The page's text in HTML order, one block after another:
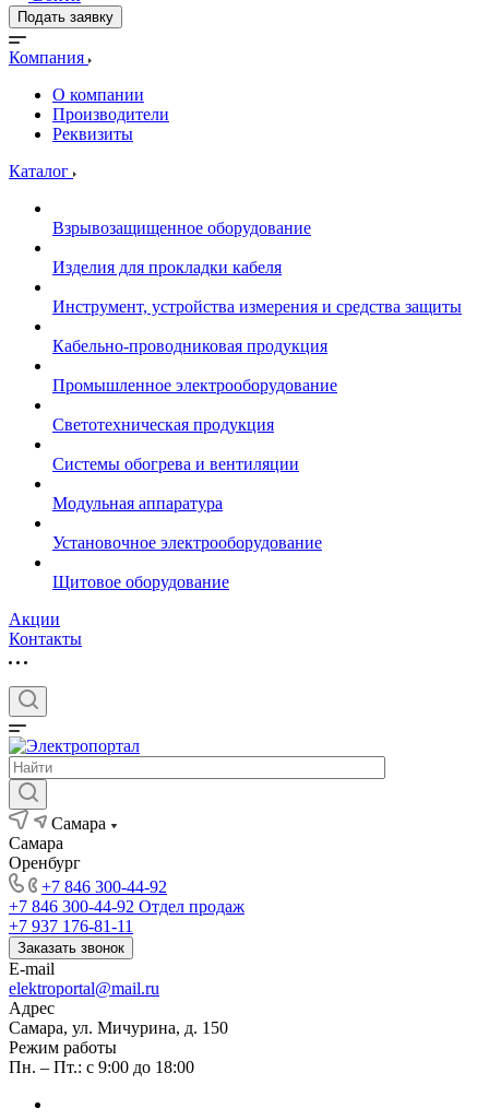
Подать заявку
Компания
О компании
Производители
Реквизиты
Каталог
Взрывозащищенное оборудование
Изделия для прокладки кабеля
Инструмент, устройства измерения и средства защиты
Кабельно-проводниковая продукция
Промышленное электрооборудование
Светотехническая продукция
Системы обогрева и вентиляции
Модульная аппаратура
Установочное электрооборудование
Щитовое оборудование
Акции
Контакты
Самара
Самара
Оренбург
+7 846 300-44-92
+7 846 300-44-92 Отдел продаж
+7 937 176-81-11
Заказать звонок
E-mail
elektroportal@mail.ru
Адрес
Самара, ул. Мичурина, д. 150
Режим работы
Пн. – Пт.: с 9:00 до 18:00